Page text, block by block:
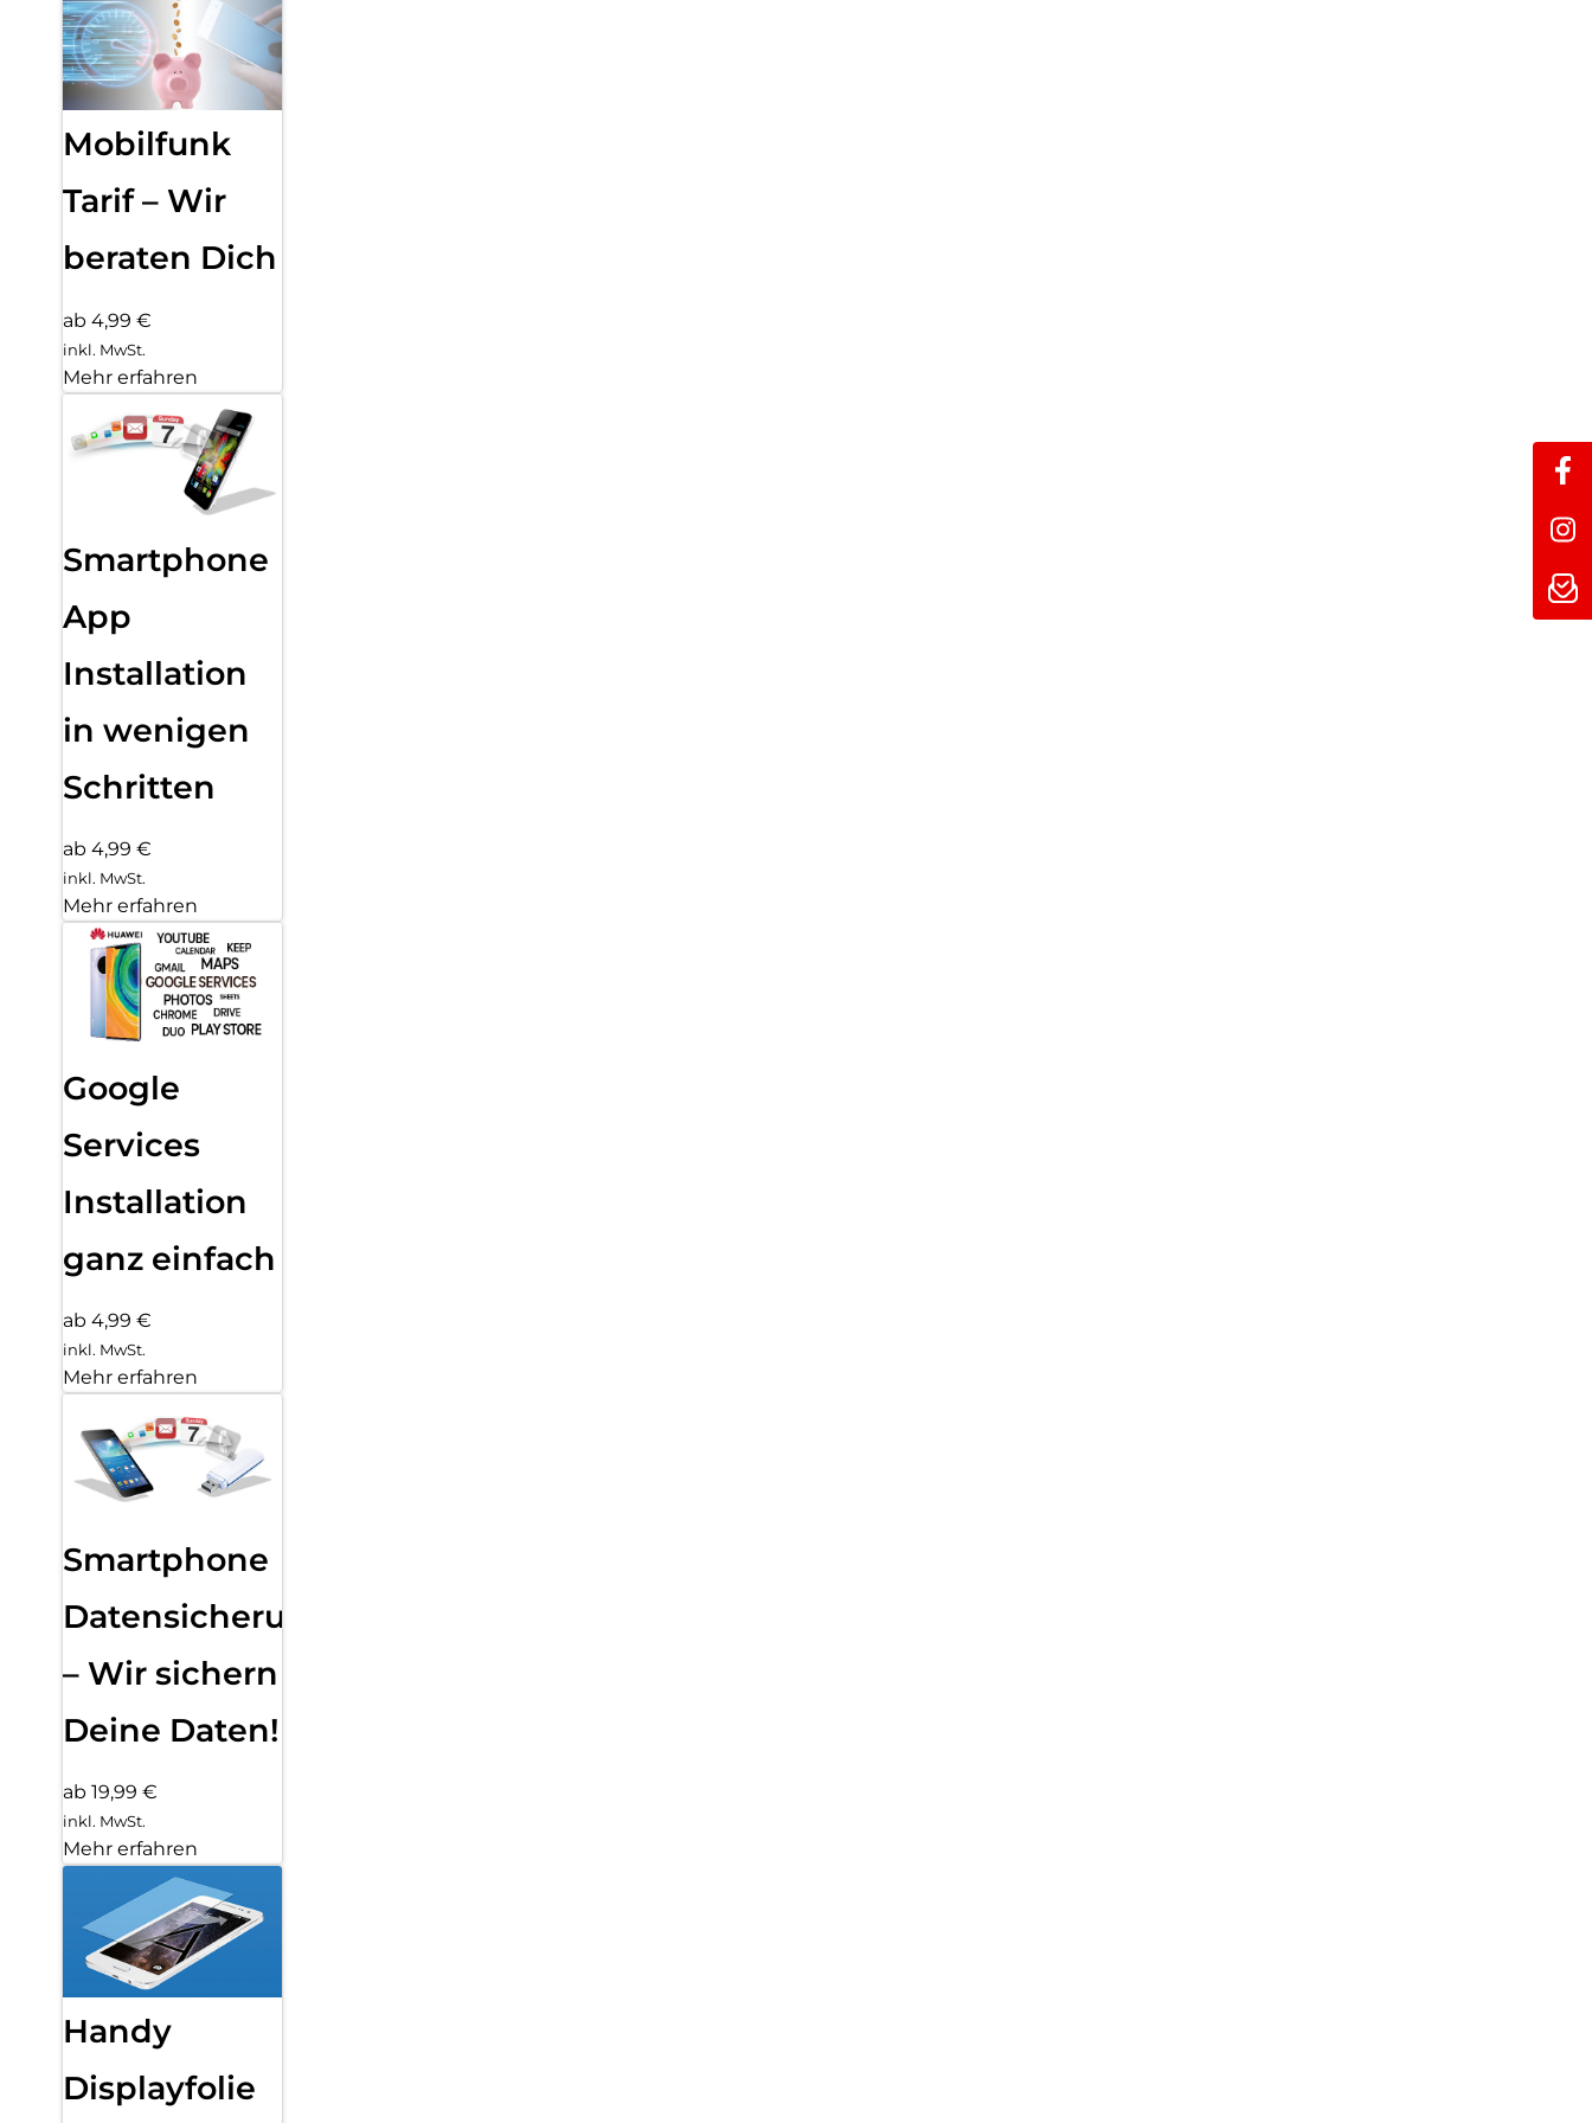
Mobilfunk
Tarif – Wir
beraten Dich
ab 4,99 €
inkl. MwSt.
Mehr erfahren
Smartphone
App
Installation
in wenigen
Schritten
ab 4,99 €
inkl. MwSt.
Mehr erfahren
Google
Services
Installation
ganz einfach
ab 4,99 €
inkl. MwSt.
Mehr erfahren
Smartphone
Datensicherung
– Wir sichern
Deine Daten!
ab 19,99 €
inkl. MwSt.
Mehr erfahren
Handy
Displayfolie